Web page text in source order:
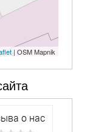
| OSM Mapnik